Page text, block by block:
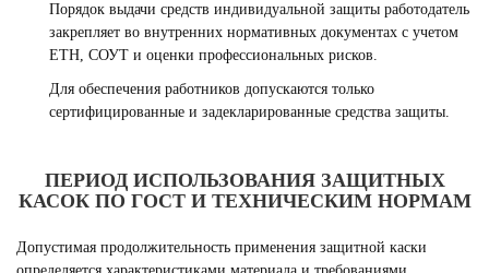
Порядок выдачи средств индивидуальной защиты работодатель
закрепляет во внутренних нормативных документах с учетом
ЕТН, СОУТ и оценки профессиональных рисков.
Для обеспечения работников допускаются только
сертифицированные и задекларированные средства защиты.
ПЕРИОД ИСПОЛЬЗОВАНИЯ ЗАЩИТНЫХ
КАСОК ПО ГОСТ И ТЕХНИЧЕСКИМ НОРМАМ
Допустимая продолжительность применения защитной каски